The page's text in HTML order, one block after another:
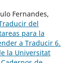
Fernandes,
del
para la
a Traducir 6.
la Universitat